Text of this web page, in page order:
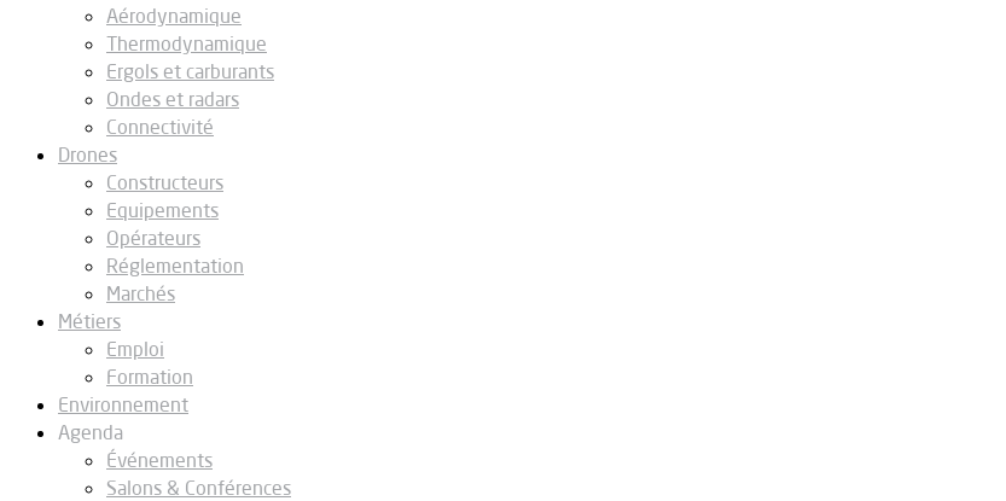
Aérodynamique
Thermodynamique
Ergols et carburants
Ondes et radars
Connectivité
Drones
Constructeurs
Equipements
Opérateurs
Réglementation
Marchés
Métiers
Emploi
Formation
Environnement
Agenda
Événements
Salons & Conférences